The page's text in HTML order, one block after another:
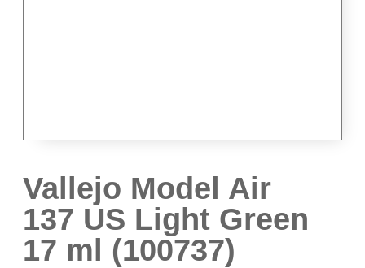
Kompressoren
Schläuche & Kupplungen
Anschlüsse & Verschraubungen
Luftfilter & Druckregler
Vallejo Model Air
137 US Light Green
17 ml (100737)